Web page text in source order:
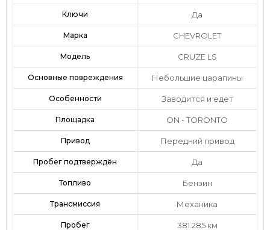
Ключи Да
Марка CHEVROLET
Модель CRUZE LS
Основные повреждения Небольшие царапины
Особенности Заводится и едет
Площадка ON - TORONTO
Привод Передний привод
Пробег подтверждён Да
Топливо Бензин
Трансмиссия Механика
Пробег 381.285 км